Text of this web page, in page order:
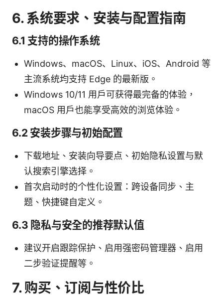
6. 系统要求、安装与配置指南
6.1 支持的操作系统
Windows、macOS、Linux、iOS、Android 等
主流系统均支持 Edge 的最新版。
Windows 10/11 用户可获得最完备的体验，
macOS 用户也能享受高效的浏览体验。
6.2 安装步骤与初始配置
下载地址、安装向导要点、初始隐私设置与默
认搜索引擎选择。
首次启动时的个性化设置：跨设备同步、主
题、快捷键自定义。
6.3 隐私与安全的推荐默认值
建议开启跟踪保护、启用强密码管理器、启用
二步验证提醒等。
7. 购买、订阅与性价比